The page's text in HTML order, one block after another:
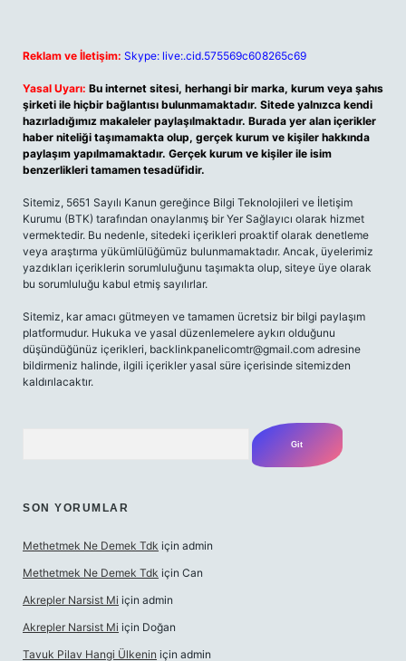
Reklam ve İletişim: Skype: live:.cid.575569c608265c69
Yasal Uyarı: Bu internet sitesi, herhangi bir marka, kurum veya şahıs
şirketi ile hiçbir bağlantısı bulunmamaktadır. Sitede yalnızca kendi
hazırladığımız makaleler paylaşılmaktadır. Burada yer alan içerikler
haber niteliği taşımamakta olup, gerçek kurum ve kişiler hakkında
paylaşım yapılmamaktadır. Gerçek kurum ve kişiler ile isim
benzerlikleri tamamen tesadüfidir.
Sitemiz, 5651 Sayılı Kanun gereğince Bilgi Teknolojileri ve İletişim
Kurumu (BTK) tarafından onaylanmış bir Yer Sağlayıcı olarak hizmet
vermektedir. Bu nedenle, sitedeki içerikleri proaktif olarak denetleme
veya araştırma yükümlülüğümüz bulunmamaktadır. Ancak, üyelerimiz
yazdıkları içeriklerin sorumluluğunu taşımakta olup, siteye üye olarak
bu sorumluluğu kabul etmiş sayılırlar.
Sitemiz, kar amacı gütmeyen ve tamamen ücretsiz bir bilgi paylaşım
platformudur. Hukuka ve yasal düzenlemelere aykırı olduğunu
düşündüğünüz içerikleri, backlinkpanelicomtr@gmail.com adresine
bildirmeniz halinde, ilgili içerikler yasal süre içerisinde sitemizden
kaldırılacaktır.
SON YORUMLAR
Methetmek Ne Demek Tdk için admin
Methetmek Ne Demek Tdk için Can
Akrepler Narsist Mi için admin
Akrepler Narsist Mi için Doğan
Tavuk Pilav Hangi Ülkenin için admin